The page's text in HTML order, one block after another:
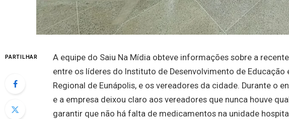
PARTILHAR
A equipe do Saiu Na Mídia obteve informações sobre a
entre os líderes do Instituto de Desenvolvimento de Educação
Regional de Eunápolis, e os vereadores da cidade. Durante o
e a empresa deixou claro aos vereadores que nunca houve
garantir que não há falta de medicamentos na unidade